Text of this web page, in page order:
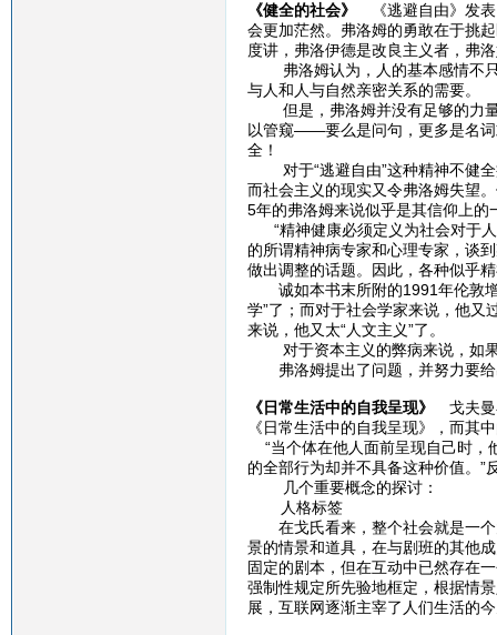
《健全的社会》
《逃避自由》发表
会更加茫然。弗洛姆的勇敢在于挑
度讲，弗洛伊德是改良主义者，弗
弗洛姆认为，人的基本感情不只
与人和人与自然亲密关系的需要
但是，弗洛姆并没有足够的力量
以管窥——要么是问句，更多是名词
全！
对于“逃避自由”这种精神不健全
而社会主义的现实又令弗洛姆失望
5年的弗洛姆来说似乎是其信仰上的
“精神健康必须定义为社会对于人
的所谓精神病专家和心理专家，谈
做出调整的话题。因此，各种似乎
诚如本书末所附的1991年伦敦增
学”了；而对于社会学家来说，他又
来说，他又太“人文主义”了。
对于资本主义的弊病来说，如果
弗洛姆提出了问题，并努力要给
《日常生活中的自我呈现》
戈夫曼
《日常生活中的自我呈现》，而其
“当个体在他人面前呈现自己时，
的全部行为却并不具备这种价值。”
几个重要概念的探讨：
人格标签
在戈氏看来，整个社会就是一个
景的情景和道具，在与剧班的其他
固定的剧本，但在互动中已然存在
强制性规定所先验地框定，根据情
展，互联网逐渐主宰了人们生活的